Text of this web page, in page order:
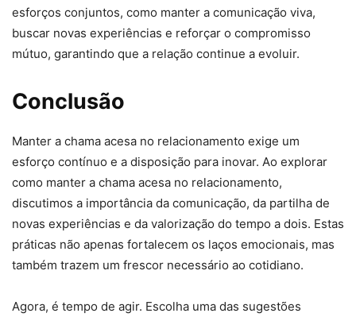
esforços conjuntos, como manter a comunicação viva,
buscar novas experiências e reforçar o compromisso
mútuo, garantindo que a relação continue a evoluir.
Conclusão
Manter a chama acesa no relacionamento exige um
esforço contínuo e a disposição para inovar. Ao explorar
como manter a chama acesa no relacionamento,
discutimos a importância da comunicação, da partilha de
novas experiências e da valorização do tempo a dois. Estas
práticas não apenas fortalecem os laços emocionais, mas
também trazem um frescor necessário ao cotidiano.
Agora, é tempo de agir. Escolha uma das sugestões